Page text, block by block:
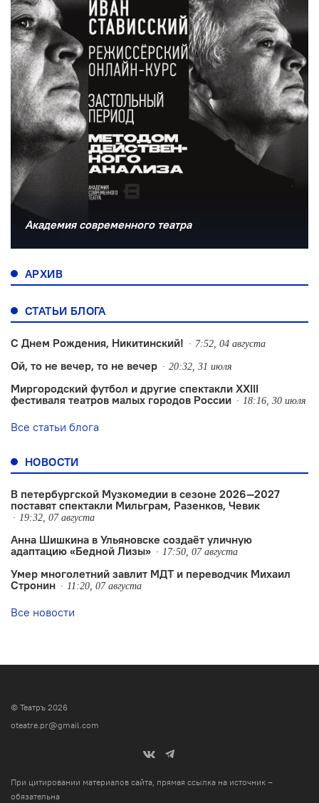
Академия современного театра
АРХИВ
СТАТЬИ БЛОГА
С Днем Рождения, Никитинский! 7:52, 04 августа
Ой, то не вечер, то не вечер 20:32, 31 июля
Миргородский футбол и другие спектакли XXIII
фестиваля театров малых городов России
18:16, 30 июля
Все статьи блога
НОВОСТИ
В петербургской Музкомедии в сезоне 2026—2027
поставят спектакли Мильграм, Разенков, Чевик
19:32, 07 августа
Анна Шишкина в Ульяновске создаëт уличную
адаптацию «Бедной Лизы»
17:50, 07 августа
Умер многолетний завлит МДТ и переводчик Михаил
Стронин
11:20, 07 августа
Все новости
© Театръ 2026
oteatre.pr@gmail.com
При цитировании материалов сайта, прямая ссылка на источник –
обязательна